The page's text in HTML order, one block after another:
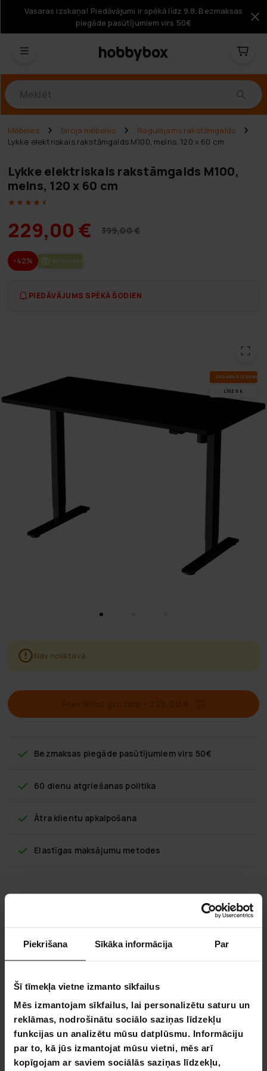
Piekrišana Sīkāka informācija Par
Šī tīmekļa vietne izmanto sīkfailus
Mēs izmantojam sīkfailus, lai personalizētu saturu un
reklāmas, nodrošinātu sociālo saziņas līdzekļu
funkcijas un analizētu mūsu datplūsmu. Informāciju
par to, kā jūs izmantojat mūsu vietni, mēs arī
kopīgojam ar saviem sociālās saziņas līdzekļu,
Vasaras izskaņa! Piedāvājumi ir spēkā līdz 9.8. Bezmaksas
piegāde pasūtījumiem virs 50€
Mēbeles Biroja mēbeles
Regulējams rakstāmgalds
Lykke elektriskais rakstāmgalds M100, melns, 120 x 60 cm
Lykke elektriskais rakstāmgalds M100,
melns, 120 x 60 cm
229,00 € 399,00 €
-42% BEZ­MAK­SAS PIE­GĀ­DE
PIEDĀVĀJUMS SPĒKĀ ŠODIEN
VA­SA­RAS IZ­SKA­ŅA
LĪDZ 9.8.
Nav noliktavā
Bezmaksas piegāde pasūtījumiem virs 50€
60 dienu atgriešanas politika
Ātra klientu apkalpošana
Elastīgas maksājumu metodes
Lykke elektriskais rakstāmgalds M100,
Vai smagās darba dienas, sēžot pie datora, rada problēmas?
Te ir vienkāršs risinājums.
Elektriskie galdi ir jauns un moderns parādība, īpaši mājas
birojā. Ikdienas lietošanā, elektriskais galds ir arī
vislieliskākais datora galds vai rakstāmgalds. Elektriskie
galdi ļauj Jums mainīt savu darba pozīciju garā biroja dienā,
un tas palīdz novērst kakla, plecu un muguras problēmas.
Elektriskais galds ir lieliska izvēle, īpaši darbam, jo tas ļauj
strādāt gan sēžot, gan stāvot un visur starp tam. Ir svarīgi